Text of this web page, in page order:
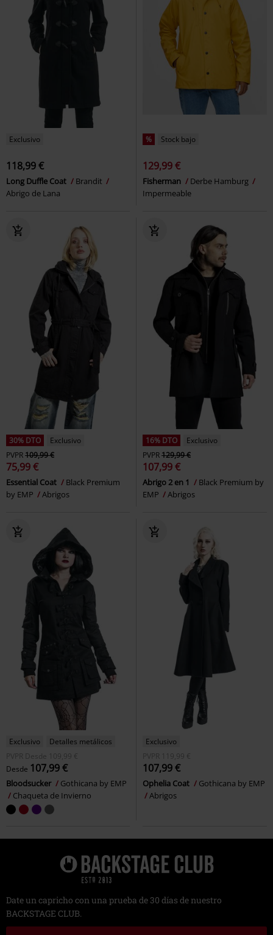
Exclusivo
118,99 €
Long Duffle Coat
Brandit
Abrigo de Lana
% Stock bajo
129,99 €
Fisherman
Derbe Hamburg
Impermeable
30% DTO
Exclusivo
PVPR109,99 €
75,99 €
Essential Coat
Black Premium
by EMP
Abrigos
16% DTO
Exclusivo
PVPR129,99 €
107,99 €
Abrigo 2 en 1
Black Premium by
EMP
Abrigos
Exclusivo
Detalles metálicos
PVPR
Desde 109,99 €
Desde 107,99 €
Bloodsucker
Gothicana by EMP
Chaqueta de Invierno
Exclusivo
PVPR 119,99 €
107,99 €
Ophelia Coat
Gothicana by EMP
Abrigos
Date un capricho con una prueba de 30 días de nuestro
BACKSTAGE CLUB.